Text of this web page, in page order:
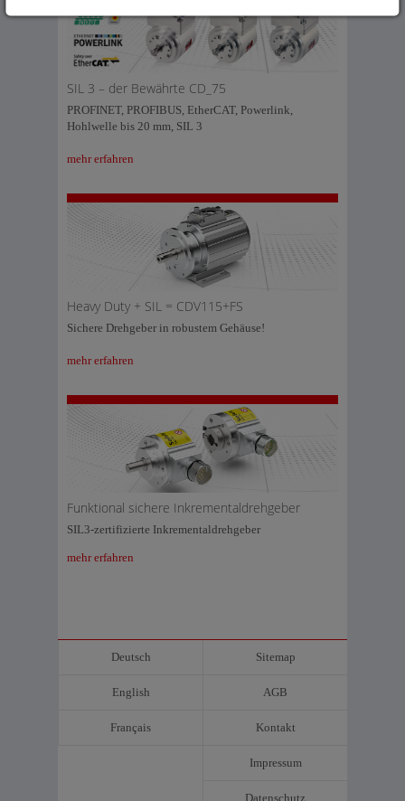
SIL 3 – der Bewährte CD_75
PROFINET, PROFIBUS, EtherCAT, Powerlink,
Hohlwelle bis 20 mm, SIL 3
mehr erfahren
Heavy Duty + SIL = CDV115+FS
Sichere Drehgeber in robustem Gehäuse!
mehr erfahren
Funktional sichere Inkrementaldrehgeber
SIL3-zertifizierte Inkrementaldrehgeber
mehr erfahren
Deutsch
English
Français
Sitemap
AGB
Kontakt
Impressum
Datenschutz